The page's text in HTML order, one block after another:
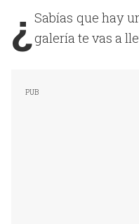
¿ Sabías que hay
galería te vas a